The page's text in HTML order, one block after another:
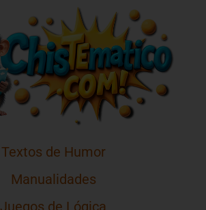
Textos de Humor
Manualidades